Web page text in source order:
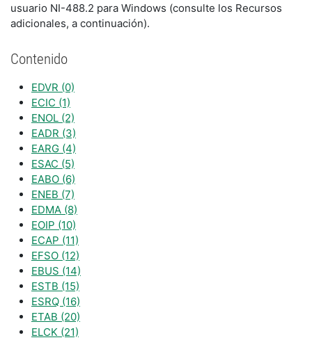
usuario NI-488.2 para Windows (consulte los Recursos
adicionales, a continuación).
Contenido
EDVR (0)
ECIC (1)
ENOL (2)
EADR (3)
EARG (4)
ESAC (5)
EABO (6)
ENEB (7)
EDMA (8)
EOIP (10)
ECAP (11)
EFSO (12)
EBUS (14)
ESTB (15)
ESRQ (16)
ETAB (20)
ELCK (21)